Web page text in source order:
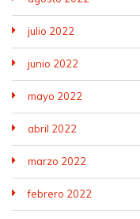
julio 2022
junio 2022
mayo 2022
abril 2022
marzo 2022
febrero 2022